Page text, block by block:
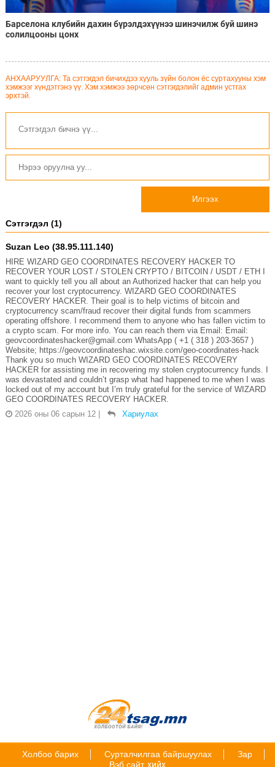
Барселона клубийн дахин бүрэлдэхүүнээ шинэчилж буй шинэ
солилцооны цонх
АНХААРУУЛГА: Та сэтгэгдэл бичихдээ хууль зүйн болон ёс суртахууны хэм
хэмжээг хүндэтгэнэ үү. Хэм хэмжээ зөрчсөн сэтгэгдэлийг админ устгах
эрхтэй.
Илгээх
Сэтгэгдэл (1)
Suzan Leo (38.95.111.140)
HIRE WIZARD GEO COORDINATES RECOVERY HACKER TO
RECOVER YOUR LOST / STOLEN CRYPTO / BITCOIN / USDT / ETH I
want to quickly tell you all about an Authorized hacker that can help you
recover your lost cryptocurrency. WIZARD GEO COORDINATES
RECOVERY HACKER. Their goal is to help victims of bitcoin and
cryptocurrency scam/fraud recover their digital funds from scammers
operating offshore. I recommend them to anyone who has fallen victim to
a crypto scam. For more info. You can reach them via Email: Email:
geovcoordinateshacker@gmail.com WhatsApp ( +1 ( 318 ) 203-3657 )
Website; https://geovcoordinateshac.wixsite.com/geo-coordinates-hack
Thank you so much WIZARD GEO COORDINATES RECOVERY
HACKER for assisting me in recovering my stolen cryptocurrency funds. I
was devastated and couldn’t grasp what had happened to me when I was
locked out of my account but I’m truly grateful for the service of WIZARD
GEO COORDINATES RECOVERY HACKER.
2026 оны 06 сарын 12
Хариулах
Холбоо барих Сурталчилгаа байршуулах
Зар
Вэб сайт хийх